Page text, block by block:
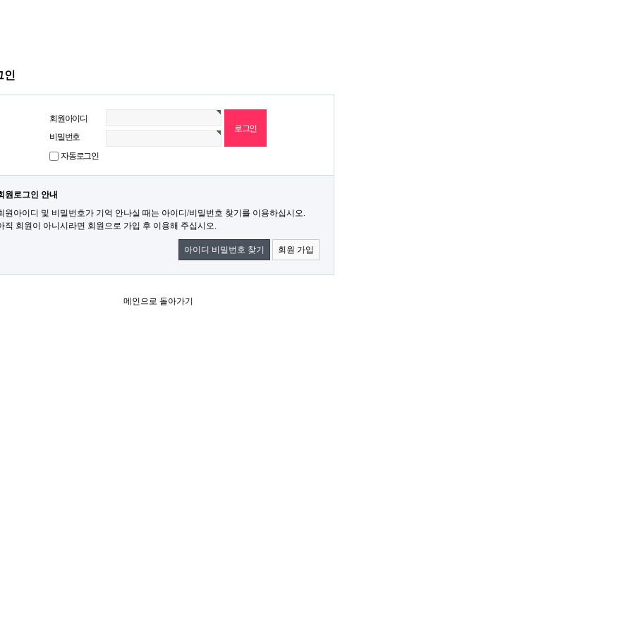
인
회원아이디
비밀번호
자동로그인
원로그인 안내
원아이디 및 비밀번호가 기억 안나실 때는 아이디/비밀번호 찾기를 이용하십시오.
직 회원이 아니시라면 회원으로 가입 후 이용해 주십시오.
아이디 비밀번호 찾기 회원 가입
메인으로 돌아가기